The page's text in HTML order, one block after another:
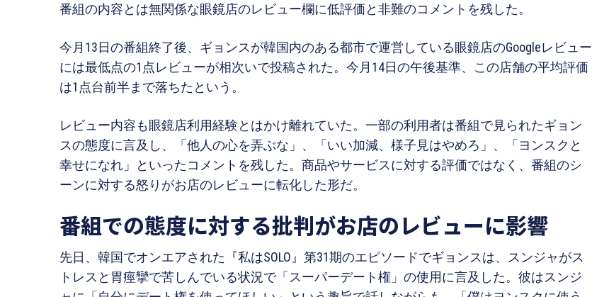
番組の内容とは無関係な眼鏡店のレビュー欄に低評価と非難のコメントを残した。
今月13日の番組終了後、ギョンスが韓国内のある都市で運営している眼鏡店のGoogleレビュー
には最低点の1点レビューが相次いで投稿された。今月14日の午後基準、この店舗の平均評価
は1点台前半まで落ちたという。
レビュー内容も眼鏡店利用経験とはかけ離れていた。一部の利用者は番組で見られたギョン
スの態度に言及し、「他人の心を弄ぶな」、「いい加減、様子見はやめろ」、「ヨンスクと
幸せになれ」といったコメントを残した。商品やサービスに対する評価ではなく、番組のシ
ーンに対する怒りがお店のレビューに転化した形だ。
番組での態度に対する批判がお店のレビューに影響
先日、韓国でオンエアされた『私はSOLO』第31期のエピソードでギョンスは、スンジャがス
トレスと胃痙攣で苦しんでいる状況で「スーパーデート権」の使用に言及した。彼はスンジ